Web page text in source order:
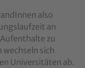
also
an
zu
sich
Universitäten ab.